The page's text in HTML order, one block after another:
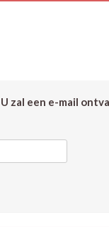
zal een e-mail